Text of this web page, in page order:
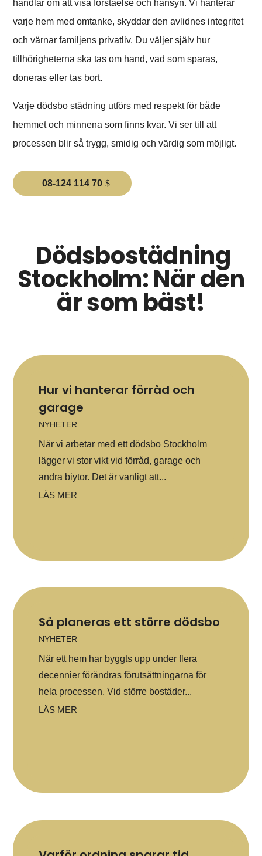
handlar om att visa förståelse och hänsyn. Vi hanterar
varje hem med omtanke, skyddar den avlidnes integritet
och värnar familjens privatliv. Du väljer själv hur
tillhörigheterna ska tas om hand, vad som sparas,
doneras eller tas bort.
Varje dödsbo städning utförs med respekt för både
hemmet och minnena som finns kvar. Vi ser till att
processen blir så trygg, smidig och värdig som möjligt.
08-124 114 70
Dödsbostädning
Stockholm: När den
är som bäst!
Hur vi hanterar förråd och
garage
NYHETER
När vi arbetar med ett dödsbo Stockholm
lägger vi stor vikt vid förråd, garage och
andra biytor. Det är vanligt att...
LÄS MER
Så planeras ett större dödsbo
NYHETER
När ett hem har byggts upp under flera
decennier förändras förutsättningarna för
hela processen. Vid större bostäder...
LÄS MER